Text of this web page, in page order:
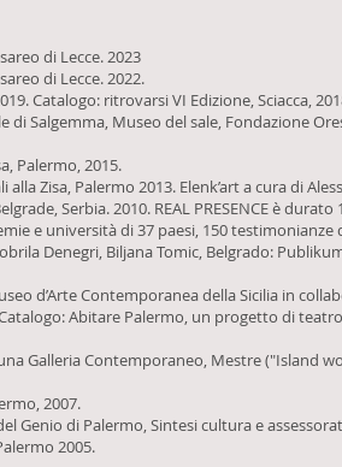
di Lecce. 2023
di Lecce. 2022.
Catalogo: ritrovarsi VI Edizione, Sciacca,
di Salgemma, Museo del sale, Fondazione
Palermo, 2015.
Zisa, Palermo 2013. Elenk’art a cura di
Serbia. 2010. REAL PRESENCE è
e università di 37 paesi, 150
Denegri, Biljana Tomic, Belgrado:
d’Arte Contemporanea della Sicilia in
Abitare Palermo, un progetto di
Galleria Contemporaneo, Mestre ("Island
2007.
Genio di Palermo, Sintesi cultura e
2005.